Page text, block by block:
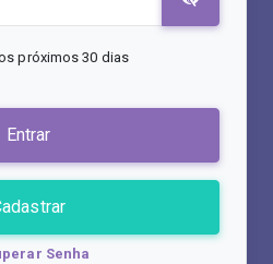
próximos 30 dias
Entrar
Senha